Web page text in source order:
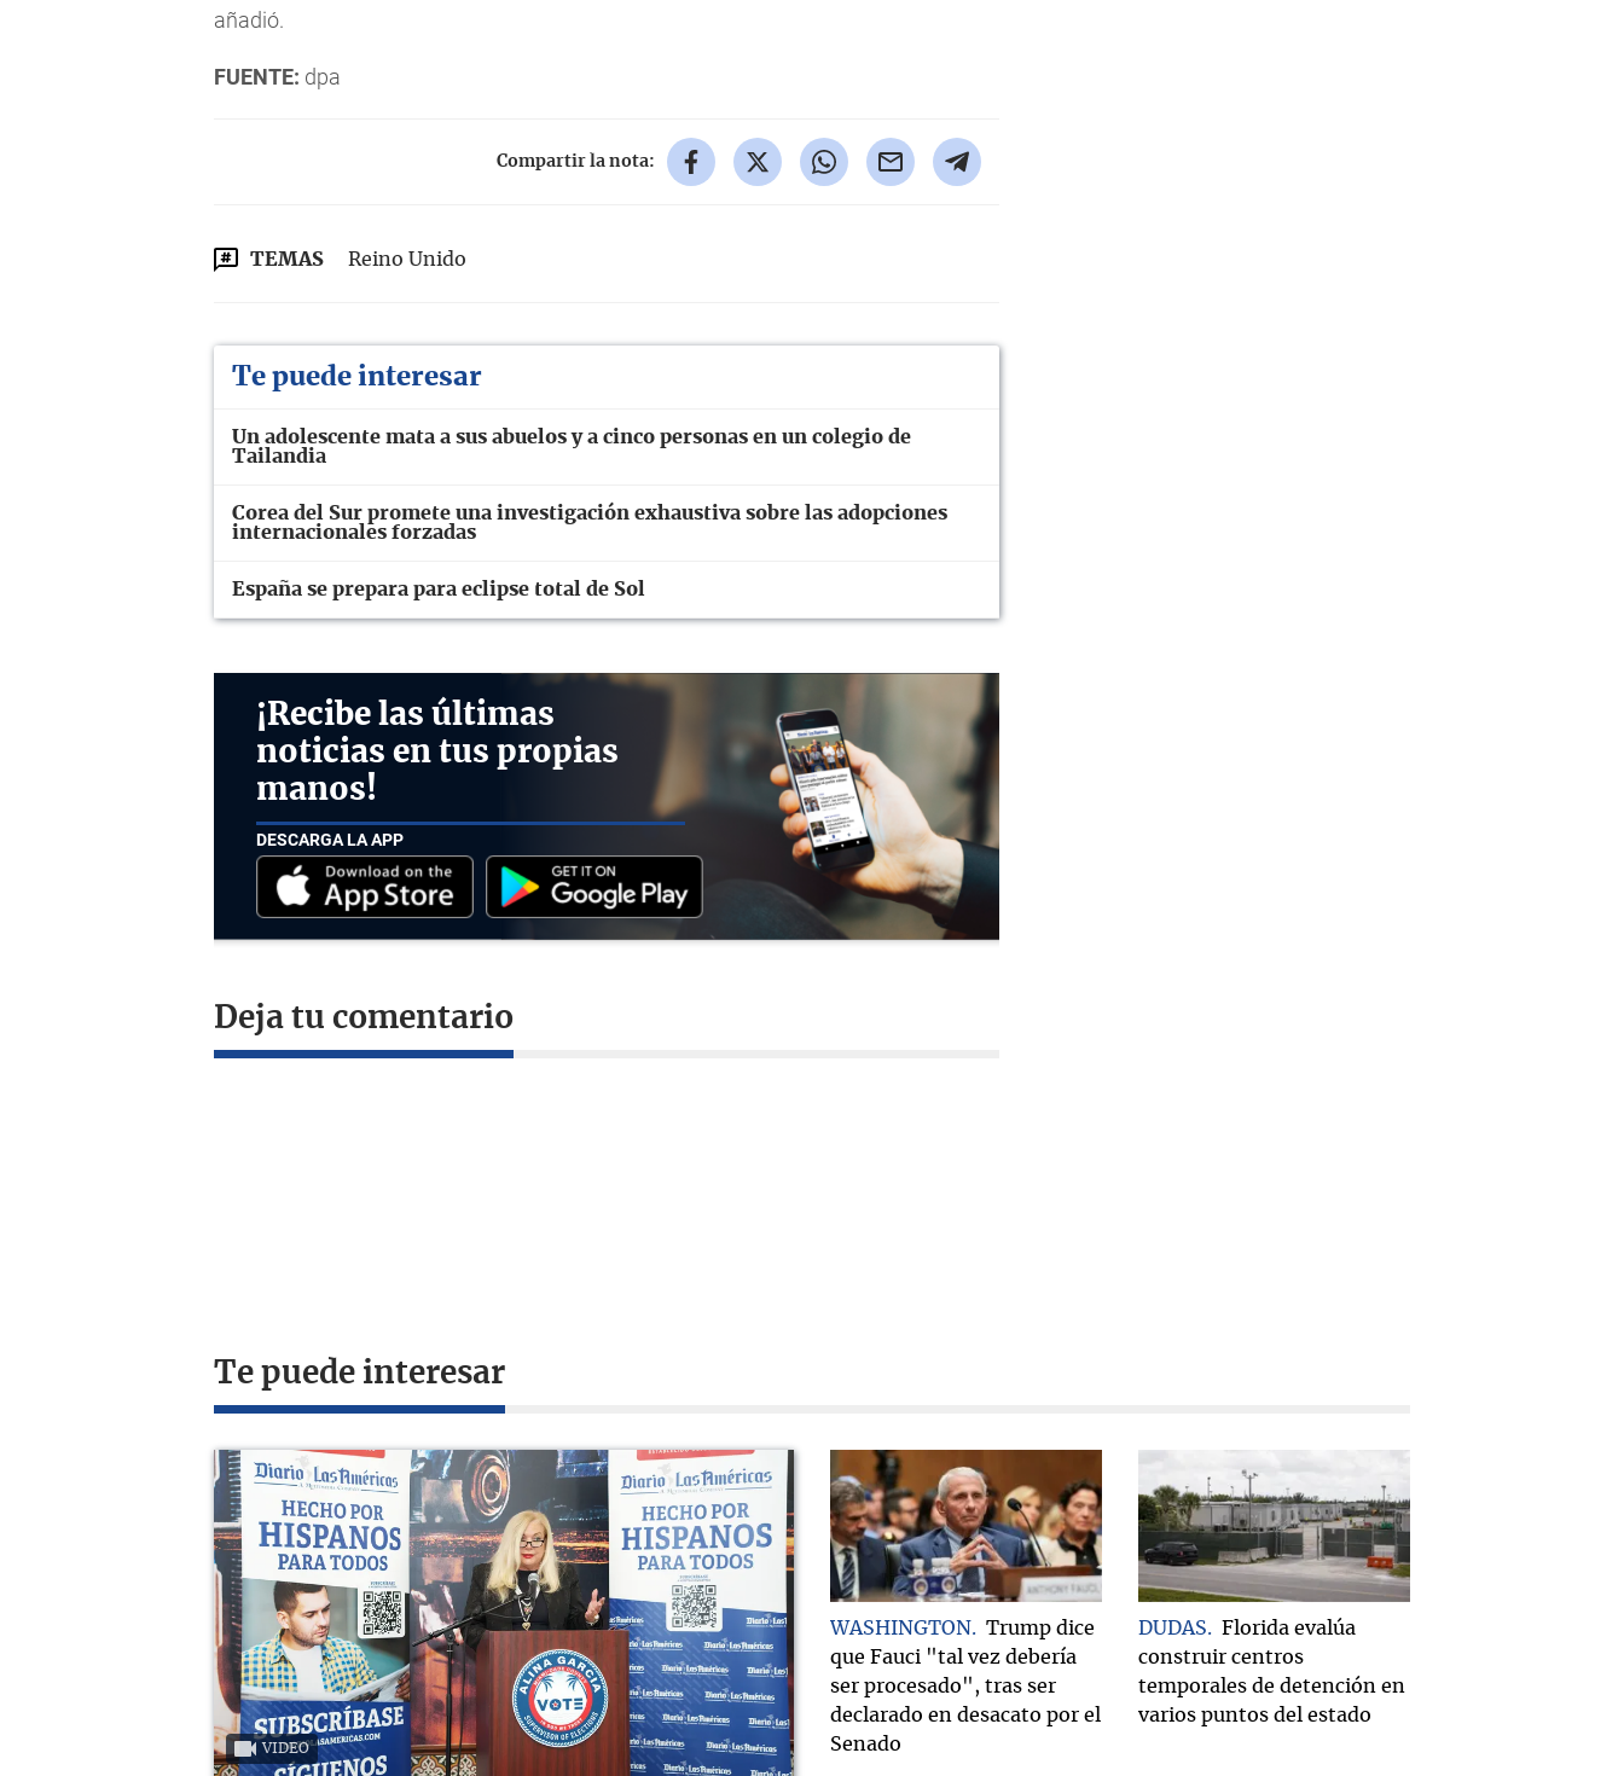
añadió.
FUENTE: dpa
Compartir la nota:
TEMAS Reino Unido
Te puede interesar
Un adolescente mata a sus abuelos y a cinco personas en un colegio de
Tailandia
Corea del Sur promete una investigación exhaustiva sobre las adopciones
internacionales forzadas
España se prepara para eclipse total de Sol
¡Recibe las últimas
noticias en tus propias
manos!
DESCARGA LA APP
Deja tu comentario
Te puede interesar
VIDEO
WASHINGTON
Trump dice
que Fauci "tal vez debería
ser procesado", tras ser
declarado en desacato por el
Senado
DUDAS
Florida evalúa
construir centros
temporales de detención en
varios puntos del estado